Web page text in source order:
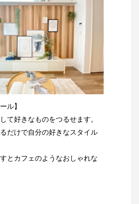
ル】
て好きなものをつるせます。
だけで自分の好きなスタイル
とカフェのようなおしゃれな